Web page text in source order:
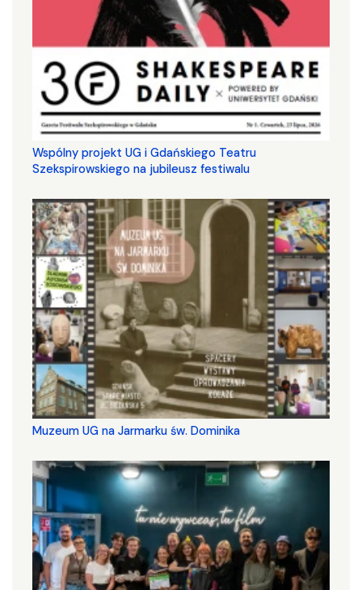
Wspólny projekt UG i Gdańskiego Teatru
Szekspirowskiego na jubileusz festiwalu
Muzeum UG na Jarmarku św. Dominika